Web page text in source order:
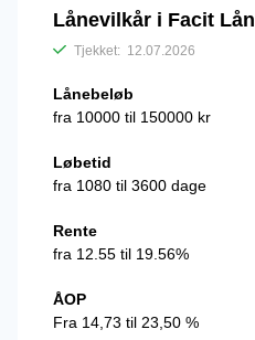
Lånevilkår i Facit Lån
Tjekket: 12.07.2026
Lånebeløb
fra 10000 til 150000 kr
Løbetid
fra 1080 til 3600 dage
Rente
fra 12.55 til 19.56%
ÅOP
Fra 14,73 til 23,50 %